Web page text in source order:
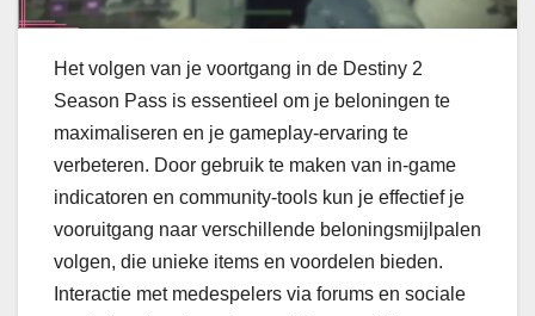
Het volgen van je voortgang in de Destiny 2
Season Pass is essentieel om je beloningen te
maximaliseren en je gameplay-ervaring te
verbeteren. Door gebruik te maken van in-game
indicatoren en community-tools kun je effectief je
vooruitgang naar verschillende beloningsmijlpalen
volgen, die unieke items en voordelen bieden.
Interactie met medespelers via forums en sociale